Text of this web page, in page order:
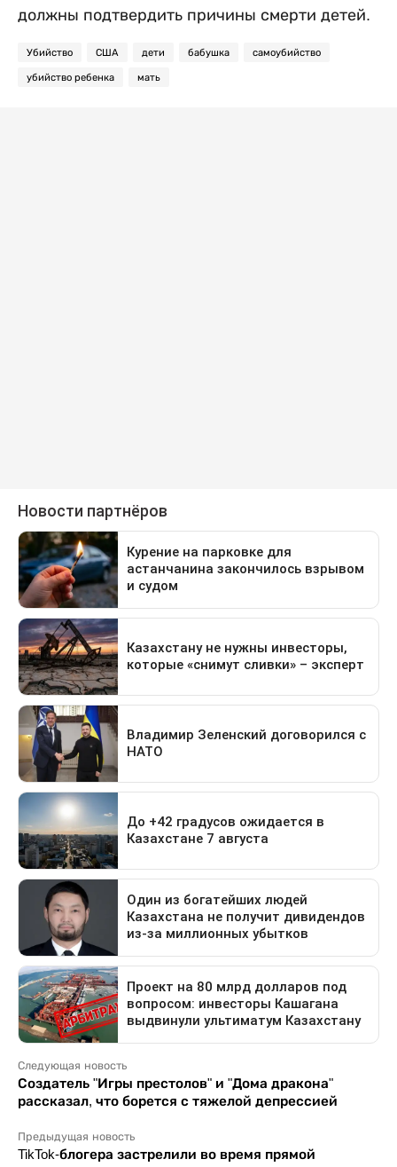
должны подтвердить причины смерти детей.
Убийство США дети бабушка самоубийство
убийство ребенка мать
Следующая новость
Создатель "Игры престолов" и "Дома дракона"
рассказал, что борется с тяжелой депрессией
Предыдущая новость
TikTok-блогера застрелили во время прямой